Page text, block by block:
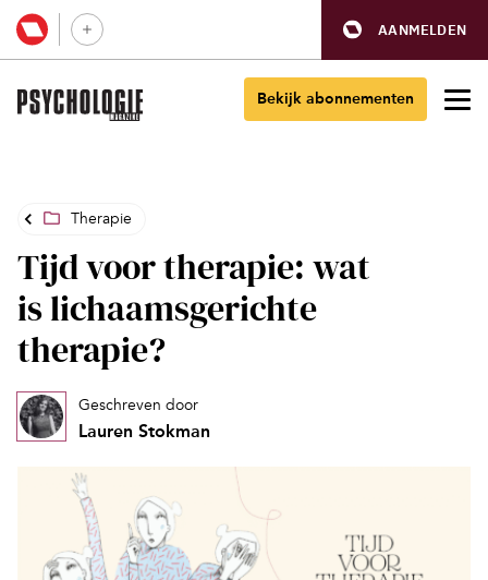
AANMELDEN
Bekijk abonnementen
Therapie
Tijd voor therapie: wat
is lichaamsgerichte
therapie?
Geschreven door
Lauren Stokman